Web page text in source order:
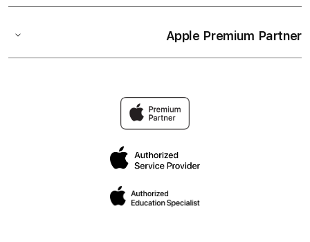
Apple Premium Partner